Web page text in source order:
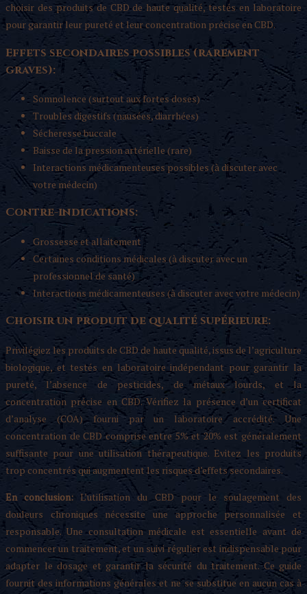
choisir des produits de CBD de haute qualité, testés en laboratoire
pour garantir leur pureté et leur concentration précise en CBD.
Effets secondaires possibles (rarement
graves):
Somnolence (surtout aux fortes doses)
Troubles digestifs (nausées, diarrhées)
Sécheresse buccale
Baisse de la pression artérielle (rare)
Interactions médicamenteuses possibles (à discuter avec
votre médecin)
Contre-indications:
Grossesse et allaitement
Certaines conditions médicales (à discuter avec un
professionnel de santé)
Interactions médicamenteuses (à discuter avec votre médecin)
Choisir un produit de qualité supérieure:
Privilégiez les produits de CBD de haute qualité, issus de l’agriculture
biologique, et testés en laboratoire indépendant pour garantir la
pureté, l’absence de pesticides, de métaux lourds, et la
concentration précise en CBD. Vérifiez la présence d’un certificat
d’analyse (COA) fourni par un laboratoire accrédité. Une
concentration de CBD comprise entre 5% et 20% est généralement
suffisante pour une utilisation thérapeutique. Evitez les produits
trop concentrés qui augmentent les risques d’effets secondaires.
En conclusion:L’utilisation du CBD pour le soulagement des
douleurs chroniques nécessite une approche personnalisée et
responsable. Une consultation médicale est essentielle avant de
commencer un traitement, et un suivi régulier est indispensable pour
adapter le dosage et garantir la sécurité du traitement. Ce guide
fournit des informations générales et ne se substitue en aucun cas à